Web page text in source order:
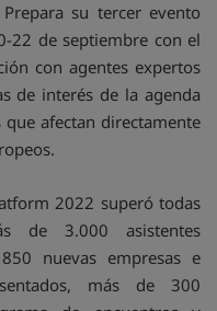
su tercer evento
22 de septiembre con el
con agentes expertos
de interés de la agenda
afectan directamente
2022 superó todas
de 3.000 asistentes
nuevas empresas e
más de 300